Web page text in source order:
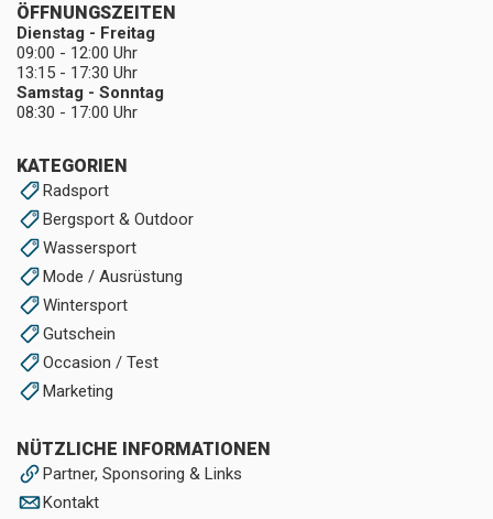
KATEGORIEN
Radsport
Bergsport & Outdoor
Wassersport
Mode / Ausrüstung
Wintersport
Gutschein
Occasion / Test
Marketing
NÜTZLICHE INFORMATIONEN
Partner, Sponsoring & Links
Kontakt
ÖFFNUNGSZEITEN
Dienstag - Freitag
09:00 - 12:00 Uhr
13:15 - 17:30 Uhr
Samstag - Sonntag
08:30 - 17:00 Uhr